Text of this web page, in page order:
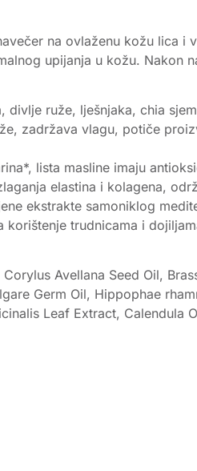
na ovlaženu kožu lica i
upijanja u kožu. Nakon
divlje ruže, lješnjaka, chia
zadržava vlagu, potiče
lista masline imaju
elastina i kolagena,
ekstrakte samoniklog
trudnicama i
Avellana Seed Oil,
Germ Oil, Hippophae
Leaf Extract,